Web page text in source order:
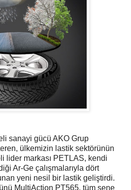
sanayi gücü AKO Grup
ülkemizin lastik sektörünün
lider markası PETLAS, kendi
Ar-Ge çalışmalarıyla dört
yeni nesil bir lastik geliştirdi.
MultiAction PT565, tüm sene